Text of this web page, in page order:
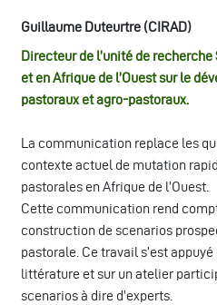
Guillaume Duteurtre (CIRAD)
Directeur de l’unité de
et en Afrique de l’Ouest sur le
pastoraux et agro-pastoraux.
La communication replace les
contexte actuel de mutation
pastorales en Afrique de l’Ouest.
Cette communication rend
construction de scenarios
pastorale. Ce travail s’est
littérature et sur un atelier
scenarios à dire d’experts.